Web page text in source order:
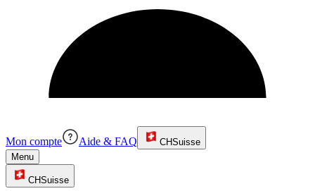
Mon compte Aide & FAQ CHSuisse
Menu
CHSuisse